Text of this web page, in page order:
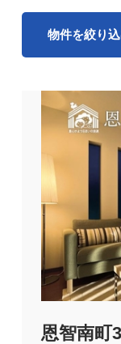
物件を絞り
恩智南町